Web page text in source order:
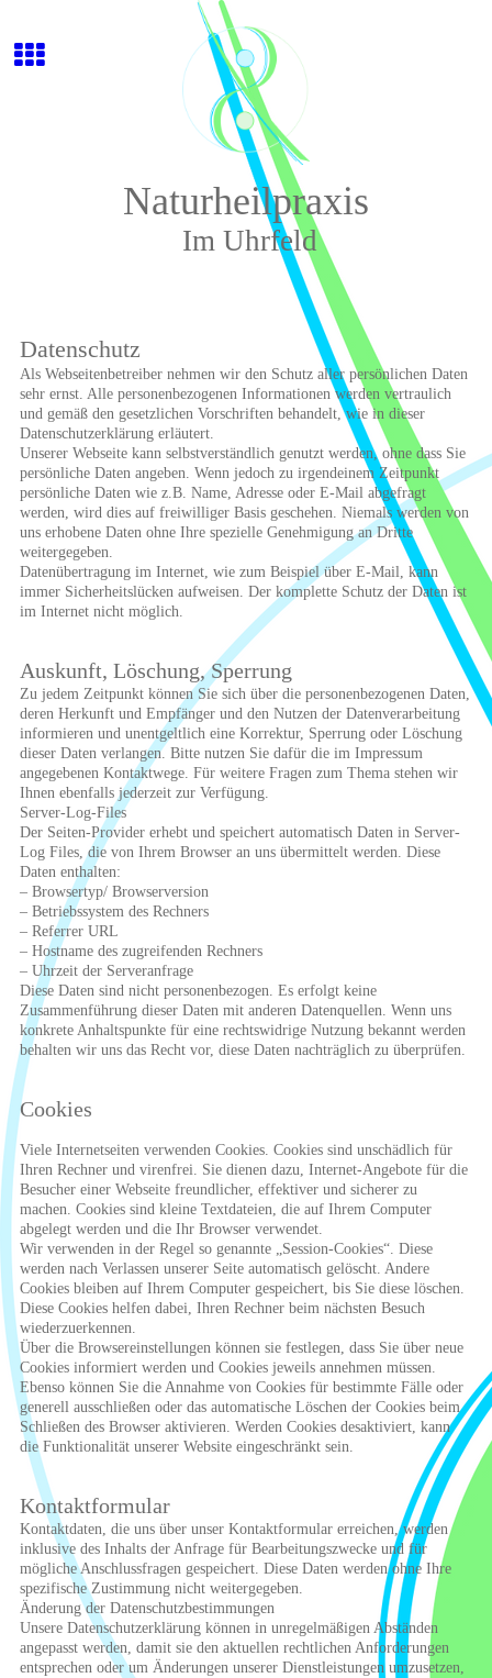
Naturheilpraxis
Im Uhrfeld
Datenschutz
Als Webseitenbetreiber nehmen wir den Schutz aller persönlichen Daten
sehr ernst. Alle personenbezogenen Informationen werden vertraulich
und gemäß den gesetzlichen Vorschriften behandelt, wie in dieser
Datenschutzerklärung erläutert.
Unserer Webseite kann selbstverständlich genutzt werden, ohne dass Sie
persönliche Daten angeben. Wenn jedoch zu irgendeinem Zeitpunkt
persönliche Daten wie z.B. Name, Adresse oder E-Mail abgefragt
werden, wird dies auf freiwilliger Basis geschehen. Niemals werden von
uns erhobene Daten ohne Ihre spezielle Genehmigung an Dritte
weitergegeben.
Datenübertragung im Internet, wie zum Beispiel über E-Mail, kann
immer Sicherheitslücken aufweisen. Der komplette Schutz der Daten ist
im Internet nicht möglich.
Auskunft, Löschung, Sperrung
Zu jedem Zeitpunkt können Sie sich über die personenbezogenen Daten,
deren Herkunft und Empfänger und den Nutzen der Datenverarbeitung
informieren und unentgeltlich eine Korrektur, Sperrung oder Löschung
dieser Daten verlangen. Bitte nutzen Sie dafür die im Impressum
angegebenen Kontaktwege. Für weitere Fragen zum Thema stehen wir
Ihnen ebenfalls jederzeit zur Verfügung.
Server-Log-Files
Der Seiten-Provider erhebt und speichert automatisch Daten in Server-
Log Files, die von Ihrem Browser an uns übermittelt werden. Diese
Daten enthalten:
– Browsertyp/ Browserversion
– Betriebssystem des Rechners
– Referrer URL
– Hostname des zugreifenden Rechners
– Uhrzeit der Serveranfrage
Diese Daten sind nicht personenbezogen. Es erfolgt keine
Zusammenführung dieser Daten mit anderen Datenquellen. Wenn uns
konkrete Anhaltspunkte für eine rechtswidrige Nutzung bekannt werden
behalten wir uns das Recht vor, diese Daten nachträglich zu überprüfen.
Cookies
Viele Internetseiten verwenden Cookies. Cookies sind unschädlich für
Ihren Rechner und virenfrei. Sie dienen dazu, Internet-Angebote für die
Besucher einer Webseite freundlicher, effektiver und sicherer zu
machen. Cookies sind kleine Textdateien, die auf Ihrem Computer
abgelegt werden und die Ihr Browser verwendet.
Wir verwenden in der Regel so genannte „Session-Cookies“. Diese
werden nach Verlassen unserer Seite automatisch gelöscht. Andere
Cookies bleiben auf Ihrem Computer gespeichert, bis Sie diese löschen.
Diese Cookies helfen dabei, Ihren Rechner beim nächsten Besuch
wiederzuerkennen.
Über die Browsereinstellungen können sie festlegen, dass Sie über neue
Cookies informiert werden und Cookies jeweils annehmen müssen.
Ebenso können Sie die Annahme von Cookies für bestimmte Fälle oder
generell ausschließen oder das automatische Löschen der Cookies beim
Schließen des Browser aktivieren. Werden Cookies desaktiviert, kann
die Funktionalität unserer Website eingeschränkt sein.
Kontaktformular
Kontaktdaten, die uns über unser Kontaktformular erreichen, werden
inklusive des Inhalts der Anfrage für Bearbeitungszwecke und für
mögliche Anschlussfragen gespeichert. Diese Daten werden ohne Ihre
spezifische Zustimmung nicht weitergegeben.
Änderung der Datenschutzbestimmungen
Unsere Datenschutzerklärung können in unregelmäßigen Abständen
angepasst werden, damit sie den aktuellen rechtlichen Anforderungen
entsprechen oder um Änderungen unserer Dienstleistungen umzusetzen,